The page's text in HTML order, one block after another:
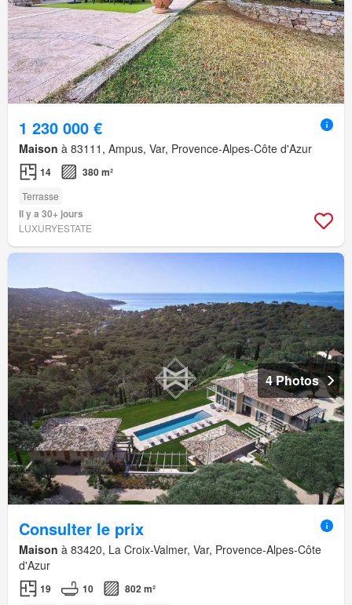
1 230 000 €
Maison à 83111, Ampus, Var, Provence-Alpes-Côte d'Azur
14 380 m²
Terrasse
Il y a 30+ jours
LUXURYESTATE
4 Photos
Consulter le prix
Maison à 83420, La Croix-Valmer, Var, Provence-Alpes-Côte
d'Azur
19 10 802 m²